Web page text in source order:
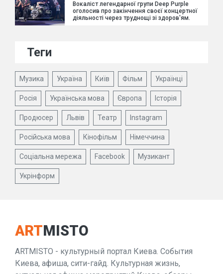
Вокаліст легендарної групи Deep Purple
оголосив про закінчення своєї концертної
діяльності через труднощі зі здоров'ям.
Теги
Музика Україна Київ Фільм Українці
Росія Українська мова Європа Історія
Продюсер Львів Театр Instagram
Російська мова Кінофільм Німеччина
Соціальна мережа Facebook Музикант
Укрінформ
ARTMISTO
ARTMISTO - культурный портал Киева. События
Киева, афиша, сити-гайд. Культурная жизнь,